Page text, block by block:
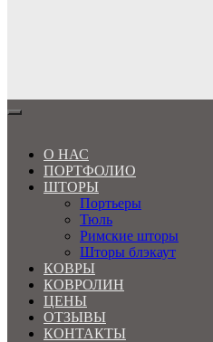
МЕНЮ
О НАС
ПОРТФОЛИО
ШТОРЫ
Портьеры
Тюль
Римские шторы
Шторы блэкаут
КОВРЫ
КОВРОЛИН
ЦЕНЫ
ОТЗЫВЫ
КОНТАКТЫ